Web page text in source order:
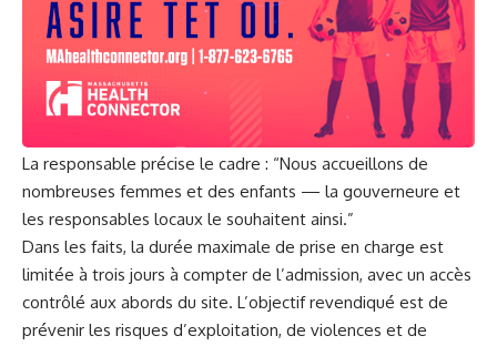
La responsable précise le cadre : “Nous accueillons de
nombreuses femmes et des enfants — la gouverneure et
les responsables locaux le souhaitent ainsi.”
Dans les faits, la durée maximale de prise en charge est
limitée à trois jours à compter de l’admission, avec un accès
contrôlé aux abords du site. L’objectif revendiqué est de
prévenir les risques d’exploitation, de violences et de